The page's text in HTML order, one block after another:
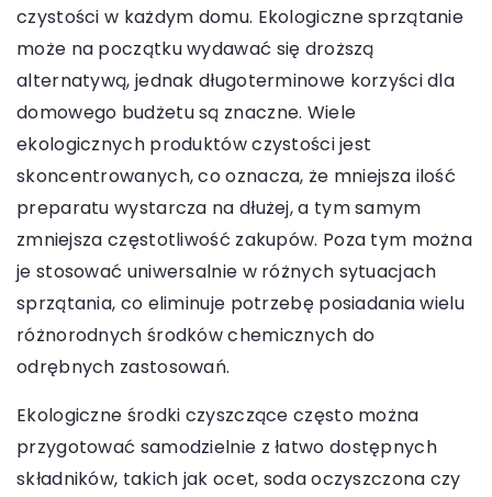
czystości w każdym domu. Ekologiczne sprzątanie
może na początku wydawać się droższą
alternatywą, jednak długoterminowe korzyści dla
domowego budżetu są znaczne. Wiele
ekologicznych produktów czystości jest
skoncentrowanych, co oznacza, że mniejsza ilość
preparatu wystarcza na dłużej, a tym samym
zmniejsza częstotliwość zakupów. Poza tym można
je stosować uniwersalnie w różnych sytuacjach
sprzątania, co eliminuje potrzebę posiadania wielu
różnorodnych środków chemicznych do
odrębnych zastosowań.
Ekologiczne środki czyszczące często można
przygotować samodzielnie z łatwo dostępnych
składników, takich jak ocet, soda oczyszczona czy